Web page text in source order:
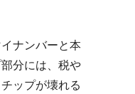
ナンバーと本
分には、税や
ップが壊れる